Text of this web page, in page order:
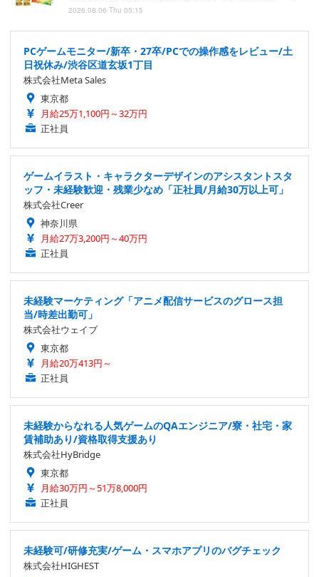
2026.08.06 Thu 05:15
PCゲームモニター/新卒・27卒/PCでの操作感をレビュー/土
日祝休み/渋谷区道玄坂1丁目
株式会社Meta Sales
東京都
月給25万1,100円～32万円
正社員
ゲームイラスト・キャラクターデザインのアシスタントスタ
ッフ・未経験歓迎・残業少なめ「正社員/月給30万以上可」
株式会社Creer
神奈川県
月給27万3,200円～40万円
正社員
未経験マーケティング「アニメ配信サービスのグロース担
当/時差出勤可」
株式会社ウェイブ
東京都
月給20万413円～
正社員
未経験からなれる人気ゲームのQAエンジニア/寮・社宅・家
賃補助あり/資格取得支援あり
株式会社HyBridge
東京都
月給30万円～51万8,000円
正社員
未経験可/研修充実/ゲーム・スマホアプリのバグチェック
株式会社HIGHEST